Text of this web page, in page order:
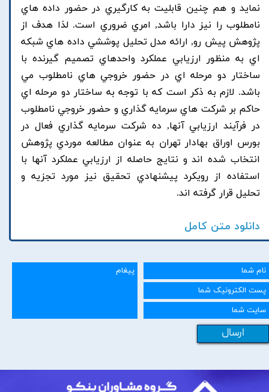
نمايد و هم چنين قابليت به کارگيري در حضور داده هاي
نامطلوب را نيز دارا باشد, امري ضروري است. لذا هدف از
پژوهش پيش رو, ارائه مدل تحليل پوششي داده هاي شبکه
اي به منظور ارزيابي عملکرد واحدهاي تصميم گيرنده با
ساختار دو مرحله اي در حضور خروجي هاي نامطلوب مي
باشد. لازم به ذکر است که با توجه به ساختار دو مرحله اي
حاکم بر شرکت هاي سرمايه گذاري و حضور خروجي نامطلوب
در فرآيند ارزيابي آنها, ده شرکت سرمايه گذاري فعال در
بورس اوراق بهادار تهران به عنوان مطالعه موردي پژوهش
انتخاب شده اند و نتايج حاصله از ارزيابي عملکرد آنها با
استفاده از رويکرد پيشنهادي تحقيق نيز مورد تجزيه و
تحليل قرار گرفته اند.
دانلود متن کامل
ارسال